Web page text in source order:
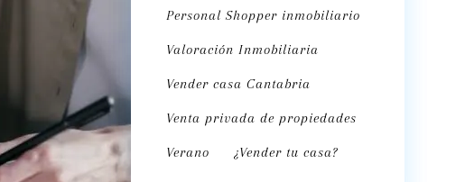
Personal Shopper inmobiliario
Valoración Inmobiliaria
Vender casa Cantabria
Venta privada de propiedades
Verano ¿Vender tu casa?